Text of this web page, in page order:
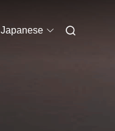
Japanese